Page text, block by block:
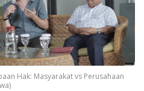
Hak: Masyarakat vs Perusahaan